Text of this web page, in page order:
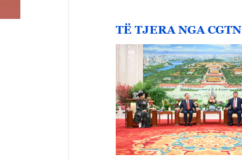
TË TJERA NGA CGTN